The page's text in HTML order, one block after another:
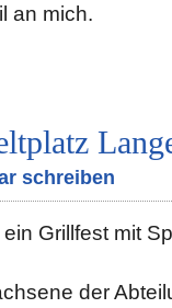
an mich.
schreiben
Grillfest mit
der